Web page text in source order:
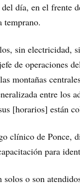
día, en el frente
temprano.
sin electricidad,
de operaciones
montañas
entre los
[horarios] están
clínico de Ponce,
para
solos o son